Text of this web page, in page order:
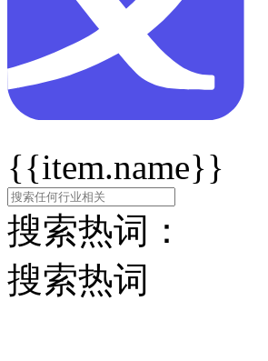
{{item.name}}
搜索热词：
搜索热词